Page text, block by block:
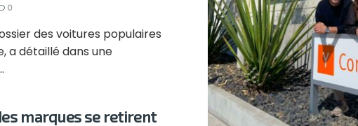
0
des voitures populaires
a détaillé dans une
marques se retirent